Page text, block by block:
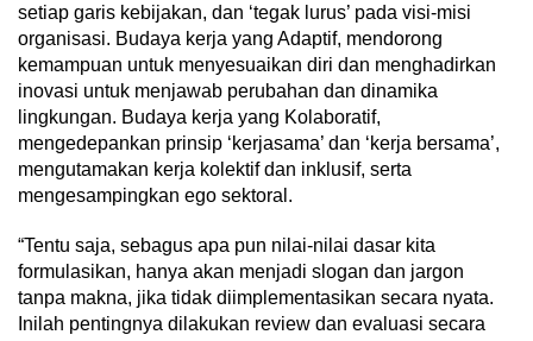
setiap garis kebijakan, dan ‘tegak lurus’ pada visi-misi
organisasi. Budaya kerja yang Adaptif, mendorong
kemampuan untuk menyesuaikan diri dan menghadirkan
inovasi untuk menjawab perubahan dan dinamika
lingkungan. Budaya kerja yang Kolaboratif,
mengedepankan prinsip ‘kerjasama’ dan ‘kerja bersama’,
mengutamakan kerja kolektif dan inklusif, serta
mengesampingkan ego sektoral.
“Tentu saja, sebagus apa pun nilai-nilai dasar kita
formulasikan, hanya akan menjadi slogan dan jargon
tanpa makna, jika tidak diimplementasikan secara nyata.
Inilah pentingnya dilakukan review dan evaluasi secara